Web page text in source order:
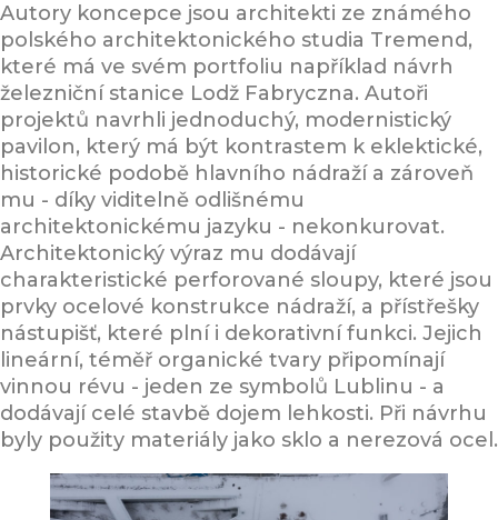
Autory koncepce jsou architekti ze známého
polského architektonického studia Tremend,
které má ve svém portfoliu například návrh
železniční stanice Lodž Fabryczna. Autoři
projektů navrhli jednoduchý, modernistický
pavilon, který má být kontrastem k eklektické,
historické podobě hlavního nádraží a zároveň
mu - díky viditelně odlišnému
architektonickému jazyku - nekonkurovat.
Architektonický výraz mu dodávají
charakteristické perforované sloupy, které jsou
prvky ocelové konstrukce nádraží, a přístřešky
nástupišť, které plní i dekorativní funkci. Jejich
lineární, téměř organické tvary připomínají
vinnou révu - jeden ze symbolů Lublinu - a
dodávají celé stavbě dojem lehkosti. Při návrhu
byly použity materiály jako sklo a nerezová ocel.